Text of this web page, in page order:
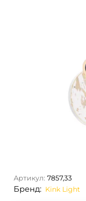
Артикул: 7857,33
Бренд: Kink Light